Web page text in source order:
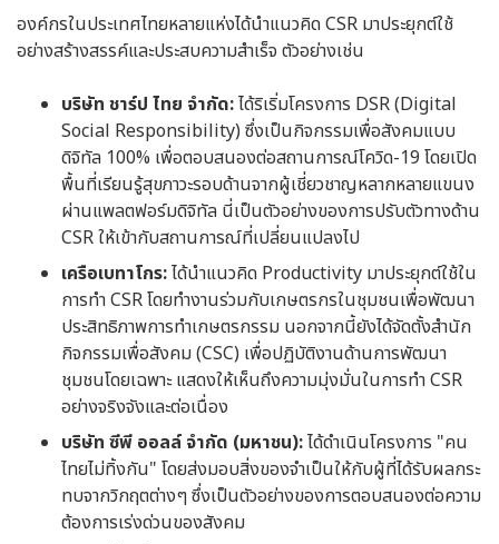
องค์กรในประเทศไทยหลายแห่งได้นำแนวคิด CSR มาประยุกต์ใช้
อย่างสร้างสรรค์และประสบความสำเร็จ ตัวอย่างเช่น
บริษัท ชาร์ป ไทย จำกัด:ได้ริเริ่มโครงการ DSR (Digital
Social Responsibility) ซึ่งเป็นกิจกรรมเพื่อสังคมแบบ
ดิจิทัล 100% เพื่อตอบสนองต่อสถานการณ์โควิด-19 โดยเปิด
พื้นที่เรียนรู้สุขภาวะรอบด้านจากผู้เชี่ยวชาญหลากหลายแขนง
ผ่านแพลตฟอร์มดิจิทัล นี่เป็นตัวอย่างของการปรับตัวทางด้าน
CSR ให้เข้ากับสถานการณ์ที่เปลี่ยนแปลงไป
เครือเบทาโกร:ได้นำแนวคิด Productivity มาประยุกต์ใช้ใน
การทำ CSR โดยทำงานร่วมกับเกษตรกรในชุมชนเพื่อพัฒนา
ประสิทธิภาพการทำเกษตรกรรม นอกจากนี้ยังได้จัดตั้งสำนัก
กิจกรรมเพื่อสังคม (CSC) เพื่อปฏิบัติงานด้านการพัฒนา
ชุมชนโดยเฉพาะ แสดงให้เห็นถึงความมุ่งมั่นในการทำ CSR
อย่างจริงจังและต่อเนื่อง
บริษัท ซีพี ออลล์ จำกัด (มหาชน):ได้ดำเนินโครงการ "คน
ไทยไม่ทิ้งกัน" โดยส่งมอบสิ่งของจำเป็นให้กับผู้ที่ได้รับผลกระ
ทบจากวิกฤตต่างๆ ซึ่งเป็นตัวอย่างของการตอบสนองต่อความ
ต้องการเร่งด่วนของสังคม